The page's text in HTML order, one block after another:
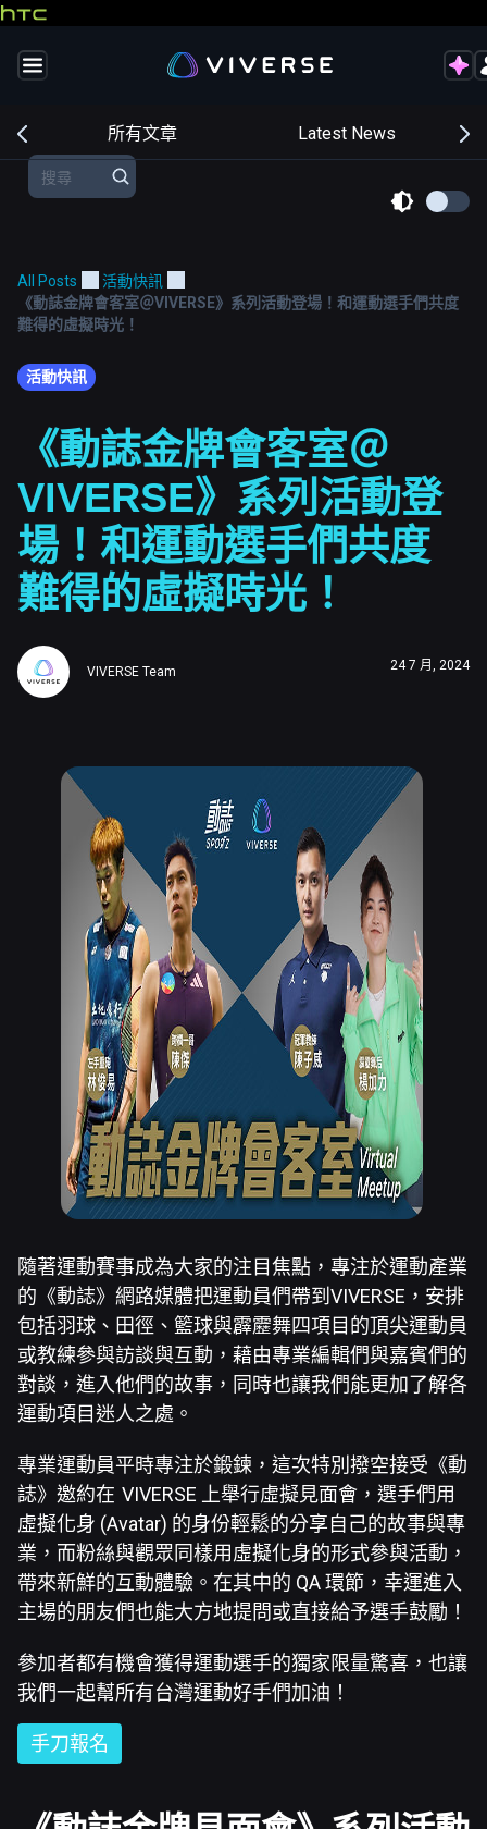
所有文章 Latest News
All Posts
活動快訊
《動誌金牌會客室＠VIVERSE》系列活動登場！和運動選手們共度
難得的虛擬時光！
活動快訊
《動誌金牌會客室＠
VIVERSE》系列活動登
場！和運動選手們共度
難得的虛擬時光！
VIVERSE Team 24 7 月, 2024
隨著運動賽事成為大家的注目焦點，專注於運動產業
的《動誌》網路媒體把運動員們帶到VIVERSE，安排
包括羽球、田徑、籃球與霹靂舞四項目的頂尖運動員
或教練參與訪談與互動，藉由專業編輯們與嘉賓們的
對談，進入他們的故事，同時也讓我們能更加了解各
運動項目迷人之處。
專業運動員平時專注於鍛鍊，這次特別撥空接受《動
誌》邀約在 VIVERSE 上舉行虛擬見面會，選手們用
虛擬化身 (Avatar) 的身份輕鬆的分享自己的故事與專
業，而粉絲與觀眾同樣用虛擬化身的形式參與活動，
帶來新鮮的互動體驗。在其中的 QA 環節，幸運進入
主場的朋友們也能大方地提問或直接給予選手鼓勵！
參加者都有機會獲得運動選手的獨家限量驚喜，也讓
我們一起幫所有台灣運動好手們加油！
手刀報名